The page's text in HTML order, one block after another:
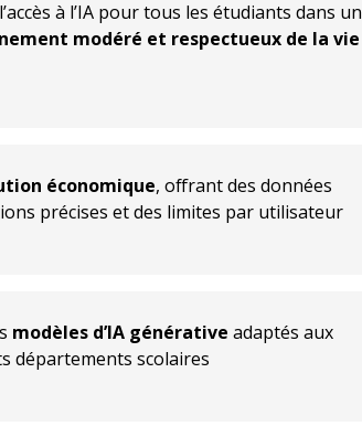
à l’IA pour tous les étudiants dans un
modéré et respectueux de la vie
économique, offrant des données
précises et des limites par utilisateur
modèles d’IA générative adaptés aux
départements scolaires